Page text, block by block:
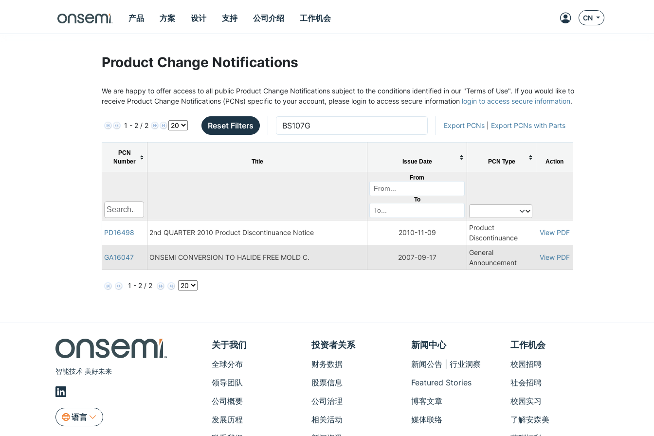
产品 方案 设计 支持 公司介绍 工作机会 CN
Product Change Notifications
We are happy to offer access to all public Product Change Notifications subject to the conditions identified in our "Terms of Use". If you would like to
receive Product Change Notifications (PCNs) specific to your account, please login to access secure information login to access secure information.
1 - 2 / 2 Reset Filters Export PCNs Export PCNs with Parts
PCN
Number
Title Issue Date PCN Type Action
From
To
PD16498 2nd QUARTER 2010 Product Discontinuance Notice 2010-11-09
Product
Discontinuance
View PDF
GA16047 ONSEMI CONVERSION TO HALIDE FREE MOLD C. 2007-09-17
General
Announcement
View PDF
1 - 2 / 2
智能技术 美好未来
语言
关于我们
全球分布
领导团队
公司概要
发展历程
投资者关系
财务数据
股票信息
公司治理
相关活动
新闻中心
新闻公告 | 行业洞察
Featured Stories
博客文章
媒体联络
工作机会
校园招聘
社会招聘
校园实习
了解安森美